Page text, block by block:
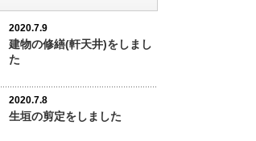
2020.7.9
建物の修繕(軒天井)をしまし
た
2020.7.8
生垣の剪定をしました